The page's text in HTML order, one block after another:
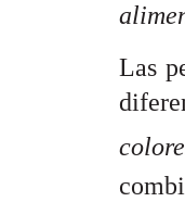
Las